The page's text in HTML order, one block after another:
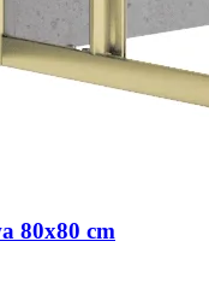
80x80 cm